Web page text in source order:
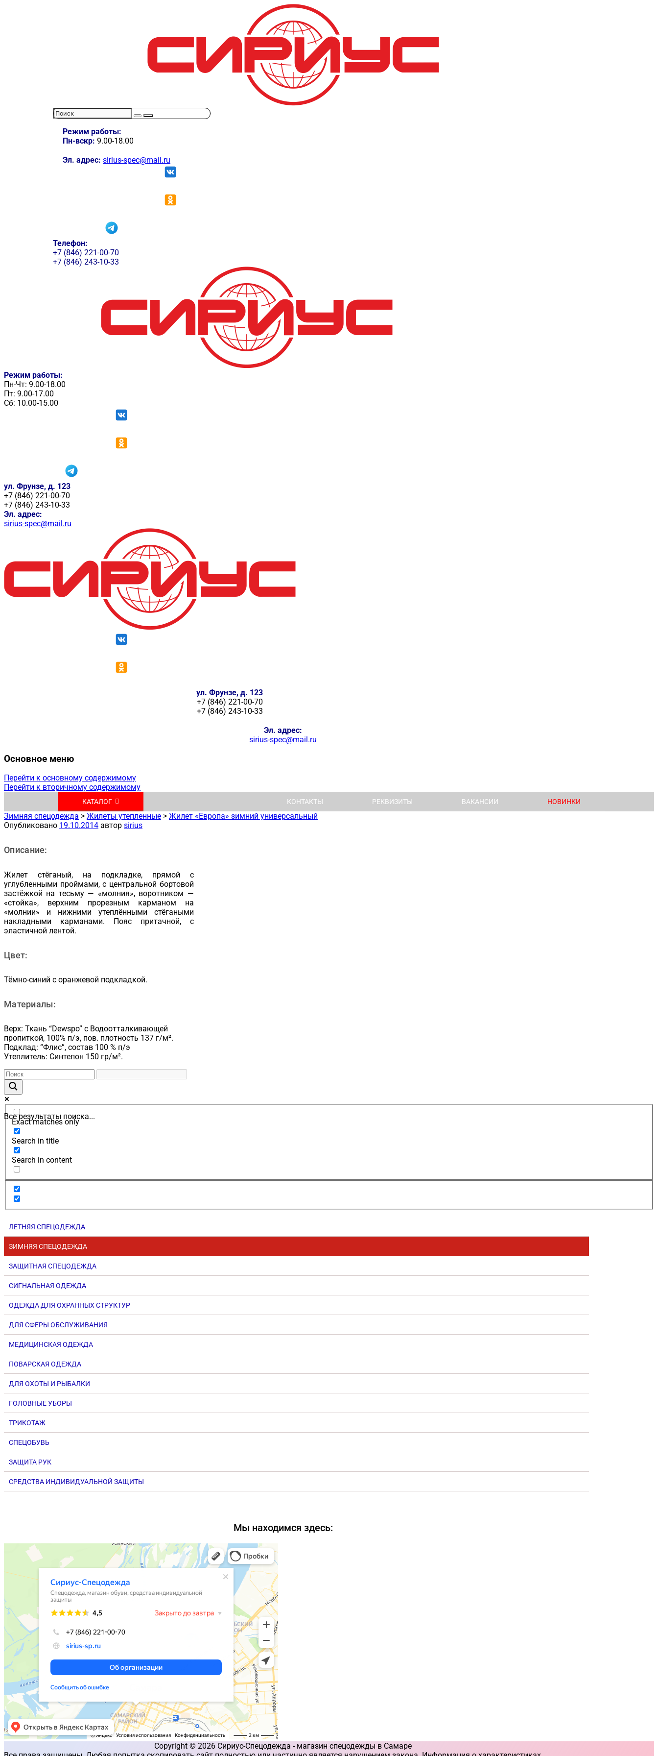
Режим работы:
Пн-вскр: 9.00-18.00
Эл. адрес: sirius-spec@mail.ru
Телефон:
+7 (846) 221-00-70
+7 (846) 243-10-33
Режим работы:
Пн-Чт: 9.00-18.00
Пт: 9.00-17.00
Сб: 10.00-15.00
ул. Фрунзе, д. 123
+7 (846) 221-00-70
+7 (846) 243-10-33
Эл. адрес:
sirius-spec@mail.ru
ул. Фрунзе, д. 123
+7 (846) 221-00-70
+7 (846) 243-10-33
Эл. адрес:
sirius-spec@mail.ru
Основное меню
Перейти к основному содержимому
Перейти к вторичному содержимому
КАТАЛОГ КОНТАКТЫ РЕКВИЗИТЫ ВАКАНСИИ НОВИНКИ
Зимняя спецодежда > Жилеты утепленные > Жилет «Европа» зимний универсальный
Опубликовано 19.10.2014 автор sirius
Описание:
Жилет стёганый, на подкладке, прямой с
углубленными проймами, с центральной бортовой
застёжкой на тесьму — «молния», воротником —
«стойка», верхним прорезным карманом на
«молнии» и нижними утеплёнными стёгаными
накладными карманами. Пояс притачной, с
эластичной лентой.
Цвет:
Тёмно-синий с оранжевой подкладкой.
Материалы:
Верх: Ткань “Dewspo” с Водоотталкивающей
пропиткой, 100% п/э, пов. плотность 137 г/м².
Подклад: “Флис”, состав 100 % п/э
Утеплитель: Синтепон 150 гр/м².
Все результаты поиска...
Exact matches only
Search in title
Search in content
ЛЕТНЯЯ СПЕЦОДЕЖДА
ЗИМНЯЯ СПЕЦОДЕЖДА
ЗАЩИТНАЯ СПЕЦОДЕЖДА
СИГНАЛЬНАЯ ОДЕЖДА
ОДЕЖДА ДЛЯ ОХРАННЫХ СТРУКТУР
ДЛЯ СФЕРЫ ОБСЛУЖИВАНИЯ
МЕДИЦИНСКАЯ ОДЕЖДА
ПОВАРСКАЯ ОДЕЖДА
ДЛЯ ОХОТЫ И РЫБАЛКИ
ГОЛОВНЫЕ УБОРЫ
ТРИКОТАЖ
СПЕЦОБУВЬ
ЗАЩИТА РУК
СРЕДСТВА ИНДИВИДУАЛЬНОЙ ЗАЩИТЫ
Мы находимся здесь:
Copyright © 2026 Сириус-Спецодежда - магазин спецодежды в Самаре